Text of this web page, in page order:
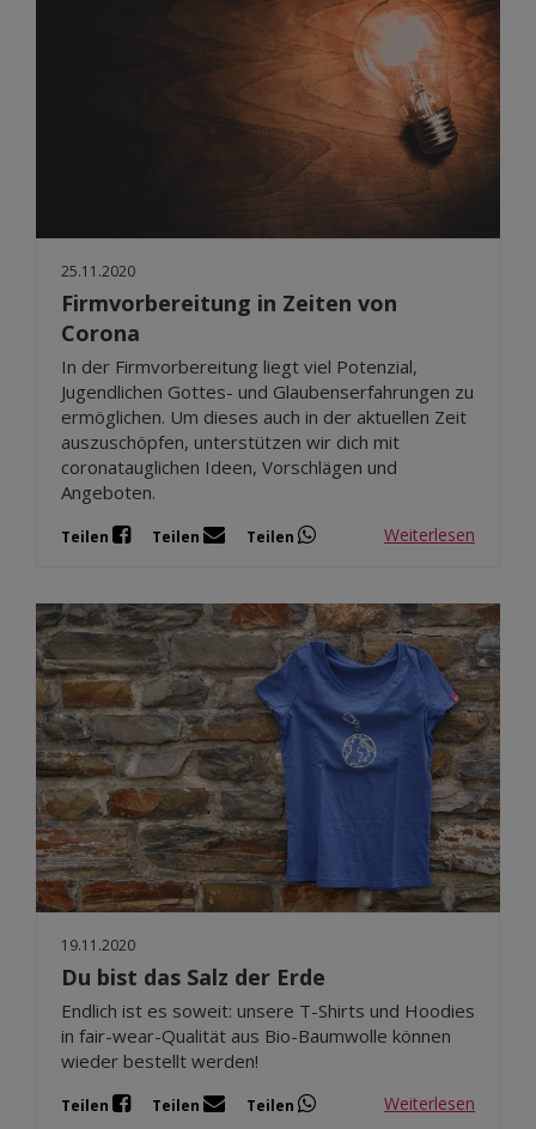
25.11.2020
Firmvorbereitung in Zeiten von
Corona
In der Firmvorbereitung liegt viel Potenzial,
Jugendlichen Gottes- und Glaubenserfahrungen zu
ermöglichen. Um dieses auch in der aktuellen Zeit
auszuschöpfen, unterstützen wir dich mit
coronatauglichen Ideen, Vorschlägen und
Angeboten.
Teilen Teilen Teilen Weiterlesen
19.11.2020
Du bist das Salz der Erde
Endlich ist es soweit: unsere T-Shirts und Hoodies
in fair-wear-Qualität aus Bio-Baumwolle können
wieder bestellt werden!
Teilen Teilen Teilen Weiterlesen